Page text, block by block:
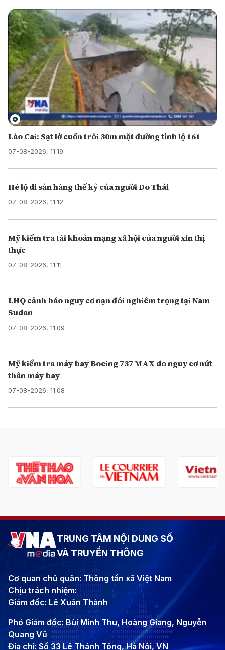
Lào Cai: Sạt lở cuốn trôi 30m mặt đường tỉnh lộ 161
07-08-2026, 11:19
Hé lộ di sản hàng thế kỷ của người Do Thái
07-08-2026, 11:12
Mỹ kiểm tra tài khoản mạng xã hội của người xin thị
thực
07-08-2026, 11:11
LHQ cảnh báo nguy cơ nạn đói nghiêm trọng tại Nam
Sudan
07-08-2026, 11:09
Mỹ kiểm tra máy bay Boeing 737 MAX do nguy cơ nứt
thân máy bay
07-08-2026, 11:08
TRUNG TÂM NỘI DUNG SỐ
VÀ TRUYỀN THÔNG
Cơ quan chủ quản: Thông tấn xã Việt Nam
Chịu trách nhiệm:
Giám đốc: Lê Xuân Thành
Phó Giám đốc: Bùi Minh Thu, Hoàng Giang, Nguyễn
Quang Vũ
Địa chỉ: Số 33 Lê Thánh Tông, Hà Nội, VN